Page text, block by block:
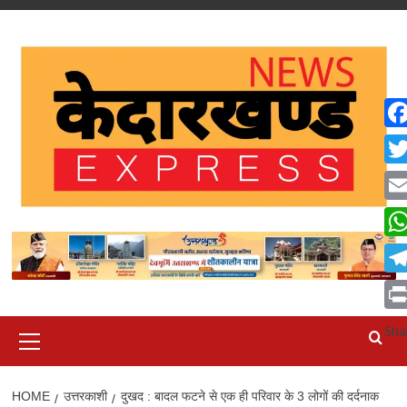
Skip
Menu
HOME उत्तरकाशी दुखद : बादल फटने से एक ही परिवार के 3 लोगों की दर्दनाक